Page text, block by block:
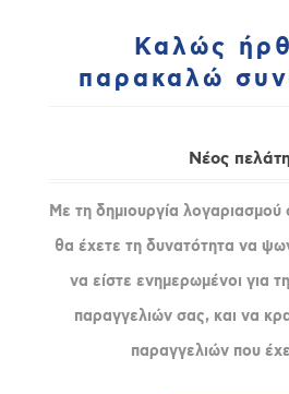
Καλώς
παρακαλώ
Νέος
Με τη δημιουργία λογαριασμού
θα έχετε τη δυνατότητα να
να είστε ενημερωμένοι για
παραγγελιών σας, και να
παραγγελιών που